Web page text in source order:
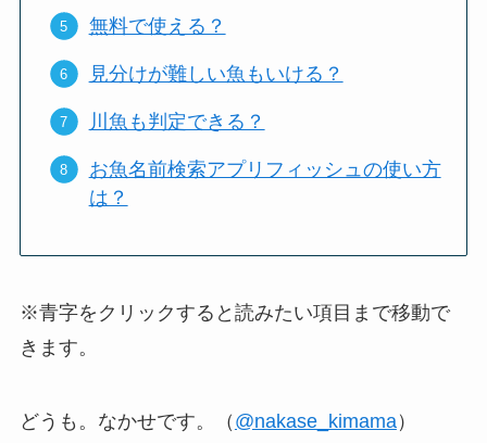
無料で使える？
見分けが難しい魚もいける？
川魚も判定できる？
お魚名前検索アプリフィッシュの使い方
は？
※青字をクリックすると読みたい項目まで移動で
きます。
どうも。なかせです。（ @nakase_kimama）